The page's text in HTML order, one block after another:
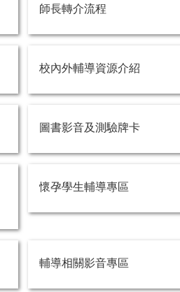
師長轉介流程
校內外輔導資源介紹
圖書影音及測驗牌卡
懷孕學生輔導專區
輔導相關影音專區